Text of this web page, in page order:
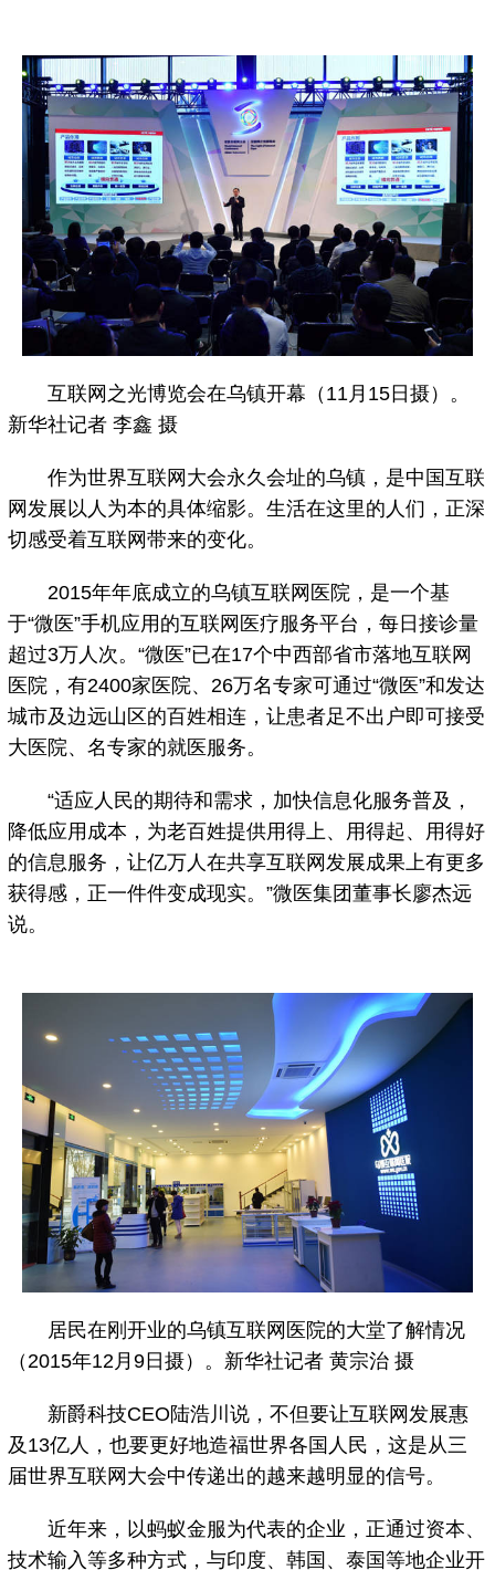
互联网之光博览会在乌镇开幕（11月15日摄）。
新华社记者 李鑫 摄
作为世界互联网大会永久会址的乌镇，是中国互联
网发展以人为本的具体缩影。生活在这里的人们，正深
切感受着互联网带来的变化。
2015年年底成立的乌镇互联网医院，是一个基
于“微医”手机应用的互联网医疗服务平台，每日接诊量
超过3万人次。“微医”已在17个中西部省市落地互联网
医院，有2400家医院、26万名专家可通过“微医”和发达
城市及边远山区的百姓相连，让患者足不出户即可接受
大医院、名专家的就医服务。
“适应人民的期待和需求，加快信息化服务普及，
降低应用成本，为老百姓提供用得上、用得起、用得好
的信息服务，让亿万人在共享互联网发展成果上有更多
获得感，正一件件变成现实。”微医集团董事长廖杰远
说。
居民在刚开业的乌镇互联网医院的大堂了解情况
（2015年12月9日摄）。新华社记者 黄宗治 摄
新爵科技CEO陆浩川说，不但要让互联网发展惠
及13亿人，也要更好地造福世界各国人民，这是从三
届世界互联网大会中传递出的越来越明显的信号。
近年来，以蚂蚁金服为代表的企业，正通过资本、
技术输入等多种方式，与印度、韩国、泰国等地企业开